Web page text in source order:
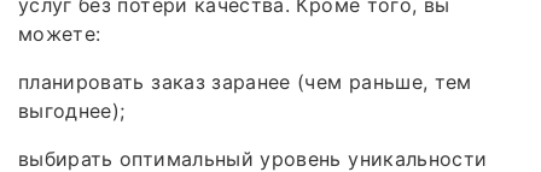
можете:
планировать заказ заранее (чем раньше, тем
выгоднее);
выбирать оптимальный уровень уникальности